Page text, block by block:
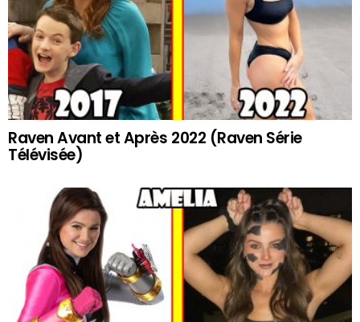
Raven Avant et Après 2022 (Raven Série
Télévisée)